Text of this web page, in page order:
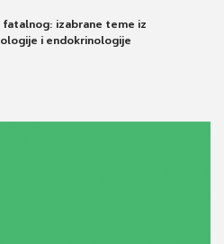
fatalnog: izabrane teme iz
i endokrinologije